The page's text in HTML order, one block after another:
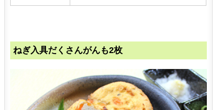
ねぎ入具だくさんがんも2枚